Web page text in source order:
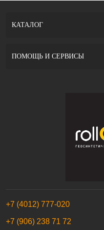
+7 (4012) 777-020
+7 (906) 238 71 72
КАТАЛОГ
ПОМОЩЬ И СЕРВИСЫ